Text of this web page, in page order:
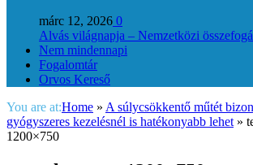
márc 12, 2026 0
Alvás világnapja – Nemzetközi
Nem mindennapi
Fogalomtár
Orvos Kereső
You are at:Home » A súlycsökkentő műtét
gyógyszeres kezelésnél is hatékonyabb lehet »
1200×750